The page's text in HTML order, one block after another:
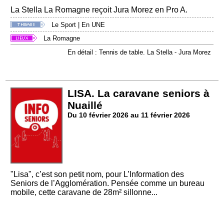
La Stella La Romagne reçoit Jura Morez en Pro A.
Le Sport
En UNE
La Romagne
En détail : Tennis de table. La Stella - Jura Morez
LISA. La caravane seniors à
Nuaillé
Du 10 février 2026 au 11 février 2026
"Lisa", c’est son petit nom, pour L’Information des
Seniors de l’Agglomération. Pensée comme un bureau
mobile, cette caravane de 28m² sillonne...